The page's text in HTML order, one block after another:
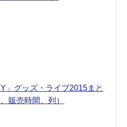
」グッズ・ライブ2015まと
販売時間、列）